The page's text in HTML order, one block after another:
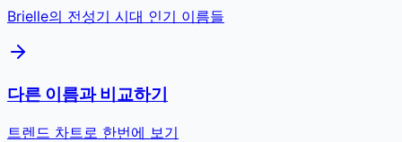
Brielle의 전성기 시대 인기 이름들
다른 이름과 비교하기
트렌드 차트로 한번에 보기